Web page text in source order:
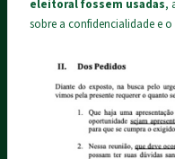
eleitoral fossem usadas,
sobre a confidencialidade e